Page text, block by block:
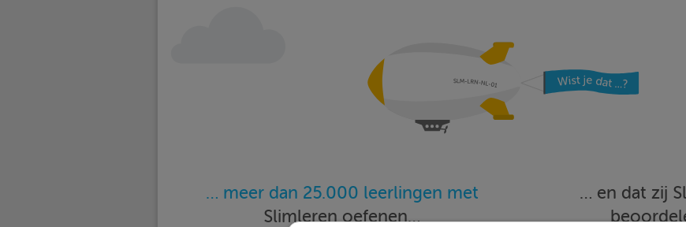
… meer dan 25.000 leerlingen met
Slimleren oefenen…
… en dat zij